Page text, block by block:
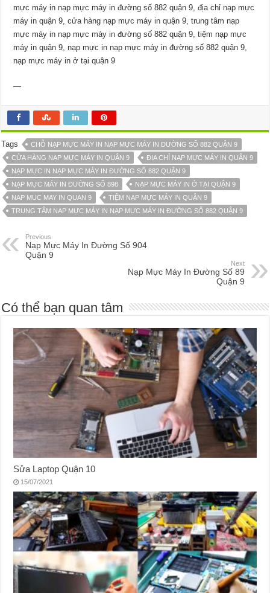
mực máy in nạp mực máy in đường số 882 quận 9, địa chỉ nạp mực
máy in quận 9, cửa hàng nạp mực máy in quận 9, trung tâm nạp
mực máy in nạp mực máy in đường số 882 quận 9, tiệm nạp mực
máy in quận 9, nạp mực in nạp mực máy in đường số 882 quận 9,
nạp mực máy in ở tại quận 9
—
Tags
CHỖ NẠP MỰC MÁY IN NẠP MỰC MÁY IN ĐƯỜNG SỐ 882 QUẬN 9
CỬA HÀNG NẠP MỰC MÁY IN QUẬN 9
ĐỊA CHỈ NẠP MỰC MÁY IN QUẬN 9
NẠP MỰC IN NẠP MỰC MÁY IN ĐƯỜNG SỐ 882 QUẬN 9
NẠP MỰC MÁY IN ĐƯỜNG SỐ 898
NẠP MỰC MÁY IN Ở TẠI QUẬN 9
NAP MUC MAY IN QUAN 9
TIỆM NẠP MỰC MÁY IN QUẬN 9
TRUNG TÂM NẠP MỰC MÁY IN NẠP MỰC MÁY IN ĐƯỜNG SỐ 882 QUẬN 9
Previous
Nạp Mực Máy In Đường Số 904
Quận 9
Next
Nạp Mực Máy In Đường Số 89
Quận 9
Có thể bạn quan tâm
Sửa Laptop Quận 10
15/07/2021